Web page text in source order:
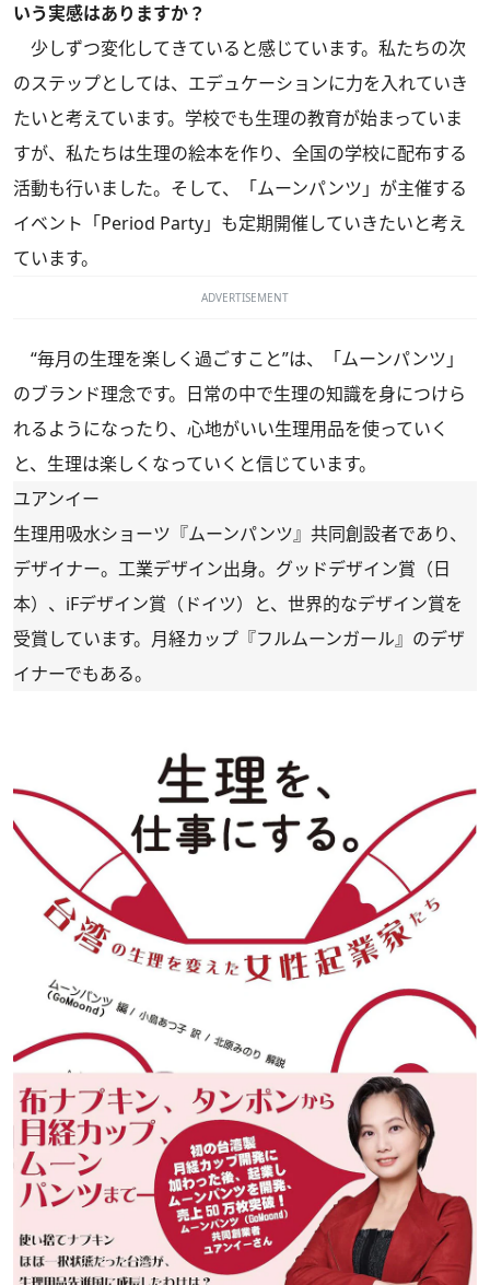
いう実感はありますか？
少しずつ変化してきていると感じています。私たちの次
のステップとしては、エデュケーションに力を入れていき
たいと考えています。学校でも生理の教育が始まっていま
すが、私たちは生理の絵本を作り、全国の学校に配布する
活動も行いました。そして、「ムーンパンツ」が主催する
イベント「Period Party」も定期開催していきたいと考え
ています。
ADVERTISEMENT
“毎月の生理を楽しく過ごすこと”は、「ムーンパンツ」
のブランド理念です。日常の中で生理の知識を身につけら
れるようになったり、心地がいい生理用品を使っていく
と、生理は楽しくなっていくと信じています。
ユアンイー
生理用吸水ショーツ『ムーンパンツ』共同創設者であり、
デザイナー。工業デザイン出身。グッドデザイン賞（日
本）、iFデザイン賞（ドイツ）と、世界的なデザイン賞を
受賞しています。月経カップ『フルムーンガール』のデザ
イナーでもある。